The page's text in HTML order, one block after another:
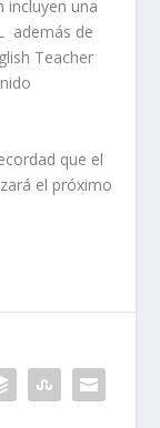
incluyen una
además de
Teacher
que el
el próximo